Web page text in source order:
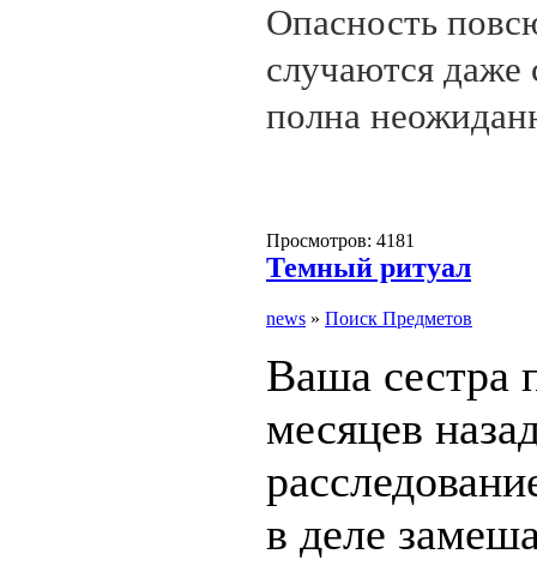
Опасность
случаются даже
полна
Просмотров: 4181
Темный ритуал
news » Поиск Предметов
Ваша сестра
месяцев
в деле